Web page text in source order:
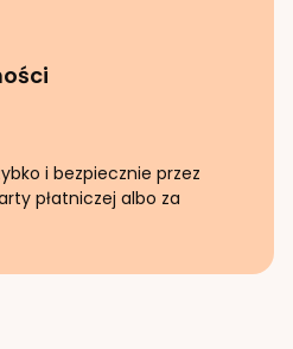
i bezpiecznie przez
płatniczej albo za